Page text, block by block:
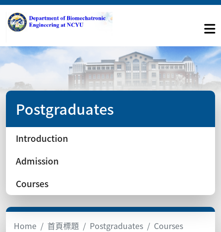
Postgraduates
Introduction
Admission
Courses
Home 首頁標題 Postgraduates Courses